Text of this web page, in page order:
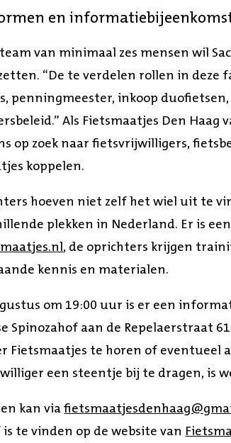
en
van minimaal zes mensen wil
“De te verdelen rollen in deze
penningmeester, inkoop duofietsen,
Als Fietsmaatjes Den Haag
op zoek naar fietsvrijwilligers,
koppelen.
hoeven niet zelf het wiel uit te
plekken in Nederland. Er is
, de oprichters krijgen
kennis en materialen.
om 19:00 uur is er een
Spinozahof aan de Repelaerstraat
Fietsmaatjes te horen of eventueel
een steentje bij te dragen, is
kan via
te vinden op de website van